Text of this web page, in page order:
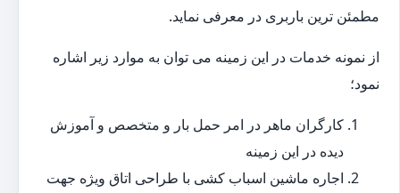
مطمئن ترین باربری در معرفی نماید.
از نمونه خدمات در این زمینه می توان به موارد زیر اشاره
نمود؛
کارگران ماهر در امر حمل بار و متخصص و آموزش
دیده در این زمینه
اجاره ماشین اسباب کشی با طراحی اتاق ویژه جهت